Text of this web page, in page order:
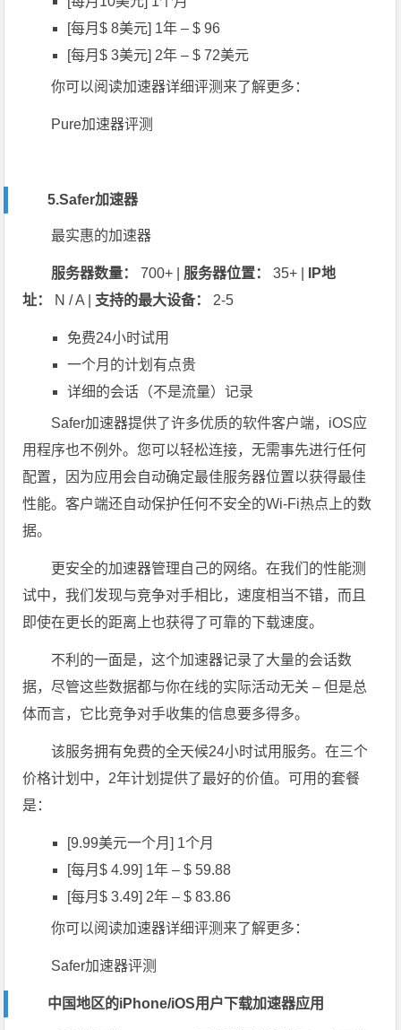
[每月$ 8美元] 1年 – $ 96
[每月$ 3美元] 2年 – $ 72美元
你可以阅读加速器详细评测来了解更多：
Pure加速器评测
5.Safer加速器
最实惠的加速器
服务器数量： 700+ | 服务器位置： 35+ |
IP地
址：
N / A | 支持的最大设备： 2-5
免费24小时试用
一个月的计划有点贵
详细的会话（不是流量）记录
Safer加速器提供了许多优质的软件客户端，iOS应
用程序也不例外。您可以轻松连接，无需事先进行任何
配置，因为应用会自动确定最佳服务器位置以获得最佳
性能。客户端还自动保护任何不安全的Wi-Fi热点上的数
据。
更安全的加速器管理自己的网络。在我们的性能测
试中，我们发现与竞争对手相比，速度相当不错，而且
即使在更长的距离上也获得了可靠的下载速度。
不利的一面是，这个加速器记录了大量的会话数
据，尽管这些数据都与你在线的实际活动无关 – 但是总
体而言，它比竞争对手收集的信息要多得多。
该服务拥有免费的全天候24小时试用服务。在三个
价格计划中，2年计划提供了最好的价值。可用的套餐
是：
[9.99美元一个月] 1个月
[每月$ 4.99] 1年 – $ 59.88
[每月$ 3.49] 2年 – $ 83.86
你可以阅读加速器详细评测来了解更多：
Safer加速器评测
中国地区的iPhone/iOS用户下载加速器应用